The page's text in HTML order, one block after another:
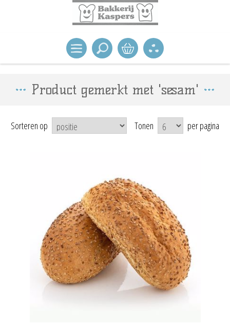
Product gemerkt met 'sesam'
Sorteren op Tonen per pagina